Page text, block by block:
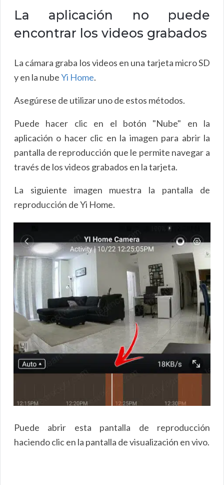
La aplicación no puede
encontrar los videos grabados
La cámara graba los videos en una tarjeta micro SD
y en la nubeYi Home.
Asegúrese de utilizar uno de estos métodos.
Puede hacer clic en el botón "Nube" en la
aplicación o hacer clic en la imagen para abrir la
pantalla de reproducción que le permite navegar a
través de los videos grabados en la tarjeta.
La siguiente imagen muestra la pantalla de
reproducción de Yi Home.
Puede abrir esta pantalla de reproducción
haciendo clic en la pantalla de visualización en vivo.